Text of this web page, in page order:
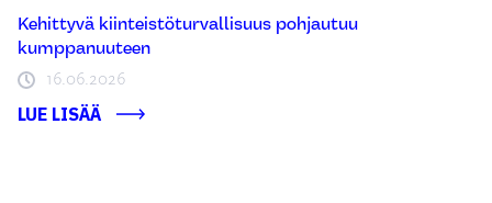
Kehittyvä kiinteistöturvallisuus pohjautuu
kumppanuuteen
16.06.2026
LUE LISÄÄ